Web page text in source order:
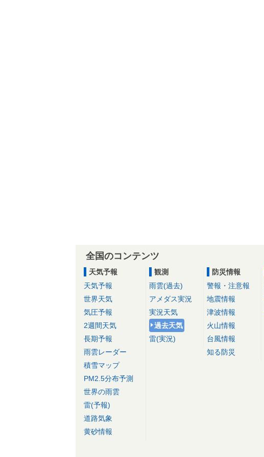
全国のコンテンツ
天気予報
天気予報
世界天気
気圧予報
2週間天気
長期予報
雨雲レーダー
積雪マップ
PM2.5分布予測
世界の雨雲
雷(予報)
道路気象
黄砂情報
観測
雨雲(過去)
アメダス実況
実況天気
過去天気
雷(実況)
防災情報
警報・注意報
地震情報
津波情報
火山情報
台風情報
知る防災